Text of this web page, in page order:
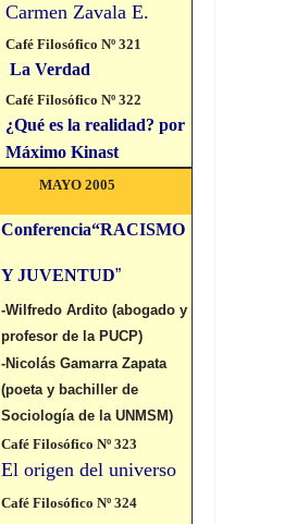
Carmen Zavala E.
Café Filosófico Nº 321
La Verdad
Café Filosófico Nº 322
¿Qué es la realidad? por
Máximo Kinast
MAYO 2005
Conferencia“RACISMO
Y JUVENTUD”
-Wilfredo Ardito (abogado y
profesor de la PUCP)
-Nicolás Gamarra Zapata
(poeta y bachiller de
Sociología de la UNMSM)
Café Filosófico Nº 323
El origen del universo
Café Filosófico Nº 324